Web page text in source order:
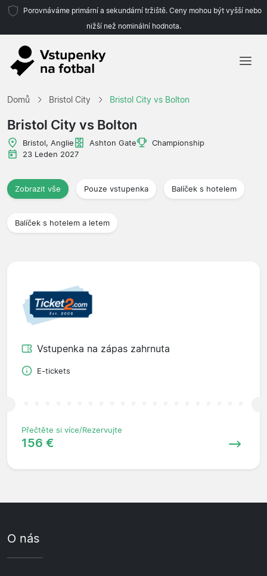
Porovnáváme primární a sekundární tržiště. Ceny mohou být vyšší nebo
nižší než nominální hodnota.
Domů Bristol City Bristol City vs Bolton
Bristol City vs Bolton
Bristol, Anglie Ashton Gate
Championship
23 Leden 2027
Zobrazit vše Pouze vstupenka Balíček s hotelem
Balíček s hotelem a letem
Vstupenka na zápas zahrnuta
E-tickets
Přečtěte si více/Rezervujte
156 €
O nás